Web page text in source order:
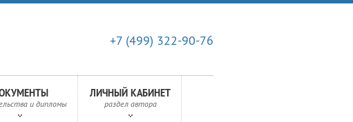
+7 (499) 322-90-76
и дипломы
ЛИЧНЫЙ КАБИНЕТ
раздел автора